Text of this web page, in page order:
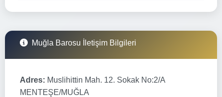
Muğla Barosu İletişim Bilgileri
Adres: Muslihittin Mah. 12. Sokak No:2/A
MENTEŞE/MUĞLA